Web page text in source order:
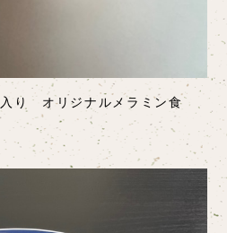
り オリジナルメラミン食